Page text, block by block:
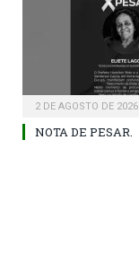
2 DE AGOSTO DE 2026
NOTA DE PESAR.